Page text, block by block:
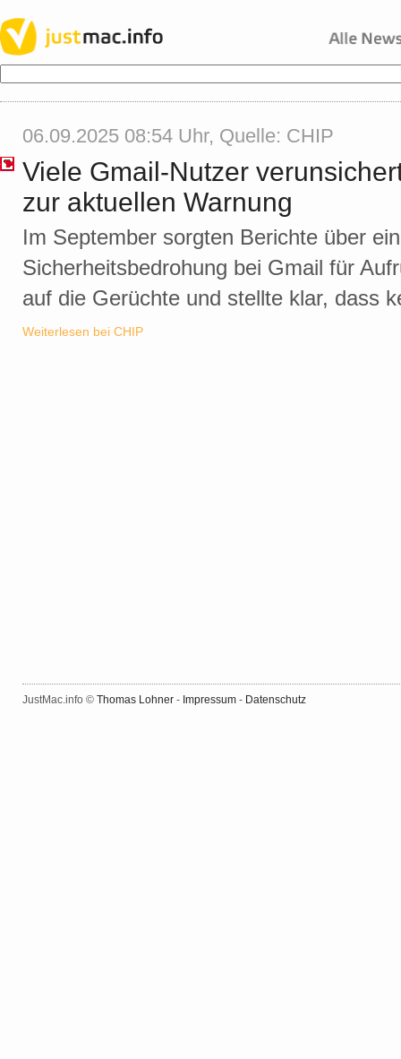
06.09.2025 08:54 Uhr, Quelle: CHIP
Viele Gmail-Nutzer
zur aktuellen Warnung
Im September sorgten Berichte über
Sicherheitsbedrohung bei Gmail für
auf die Gerüchte und stellte klar, dass
Weiterlesen bei CHIP
JustMac.info © Thomas Lohner - Impressum - Datenschutz